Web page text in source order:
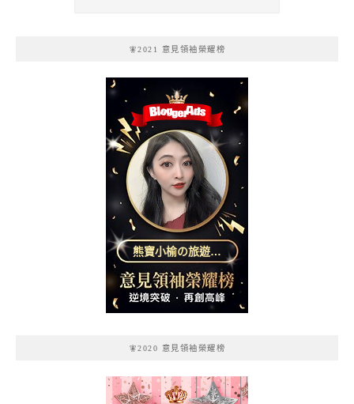
🧚2021 意見領袖榮耀榜
熊寶小榆の旅遊日
記
🧚2020 意見領袖榮耀榜